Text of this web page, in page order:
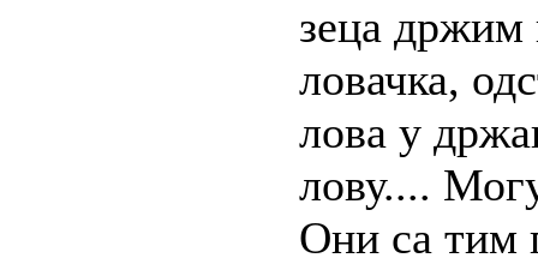
зеца
ловачка,
лова у
лову....
Они са тим